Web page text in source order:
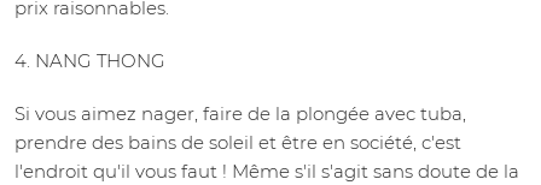
prix raisonnables.
4. NANG THONG
Si vous aimez nager, faire de la plongée avec tuba,
prendre des bains de soleil et être en société, c'est
l'endroit qu'il vous faut ! Même s'il s'agit sans doute de la